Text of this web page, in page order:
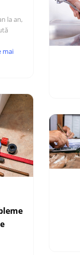
la an,
mai